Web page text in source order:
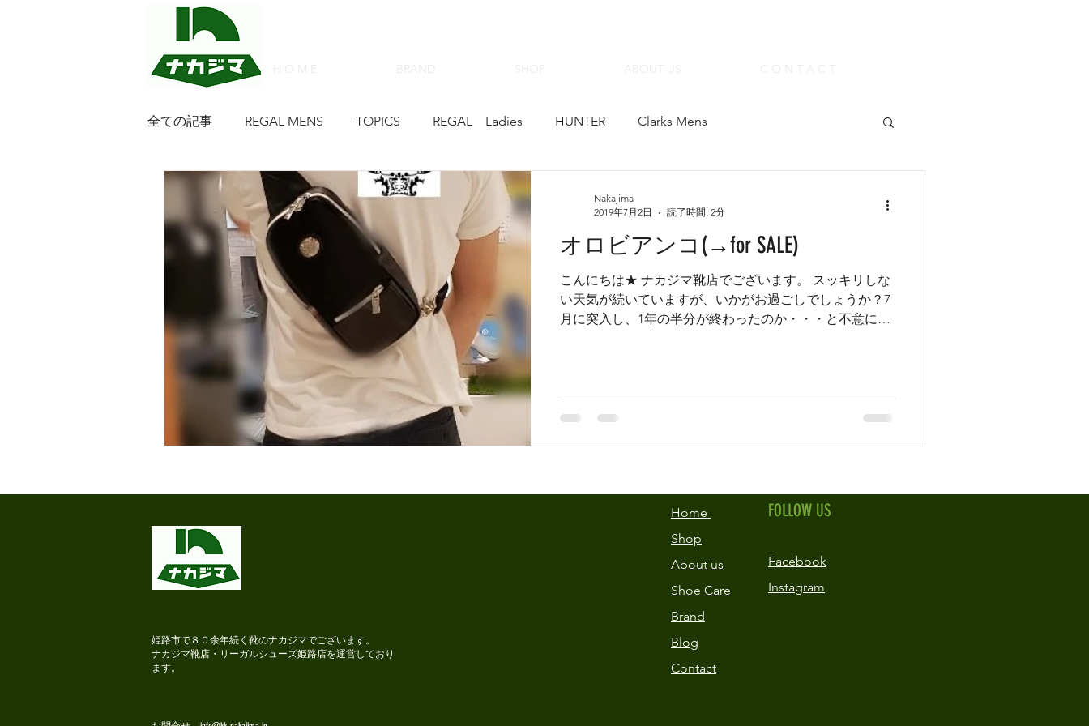
H O M E BRAND ABOUT US
全ての記事 REGAL MENS TOPICS REGAL Ladies HUNTER Clarks Mens
４２ＮＤ ROYAL HIGHLAND PATRICK FRED PERRY
Beaufit Ladies CIMABUE KEEN 靴のナカジマ PIKOLINPS ゴアテックスサラウンド
革育×クラフトマンシップ スニーカー madras Regal Walker Ladies NATURALIZER Ladies
KARHU スピングルムーブ Regal Walker 靴みがき
RRANCESCO BENIGNO ナカジマ靴店 BIRKENSTOCK
オロビアンコ(→for SALE)
こんにちは★ ナカジマ靴店でございます。 スッキリしな
い天気が続いていますが、いかがお過ごしでしょうか？7
月に突入し、1年の半分が終わったのか・・・と不意に時
Nakajima
2019年7月2日
読了時間: 2分
姫路市で８０余年続く靴のナカジマでございます。
ナカジマ靴店・リーガルシューズ姫路店を運営しており
ます。
Home
Shop
About us
Shoe Care
Brand
Blog
Contact
FOLLOW US
Facebook
Instagram